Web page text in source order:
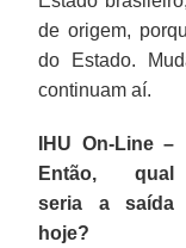
de origem,
do Estado.
continuam aí.
IHU On-Line –
Então, qual
seria a saída
hoje?